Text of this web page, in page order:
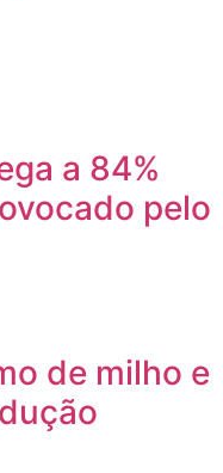
a 84%
pelo
de milho e